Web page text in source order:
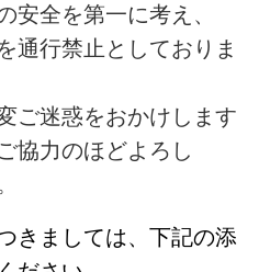
安全を第一に考え、
通行禁止としておりま
ご迷惑をおかけします
協力のほどよろし
きましては、下記の添